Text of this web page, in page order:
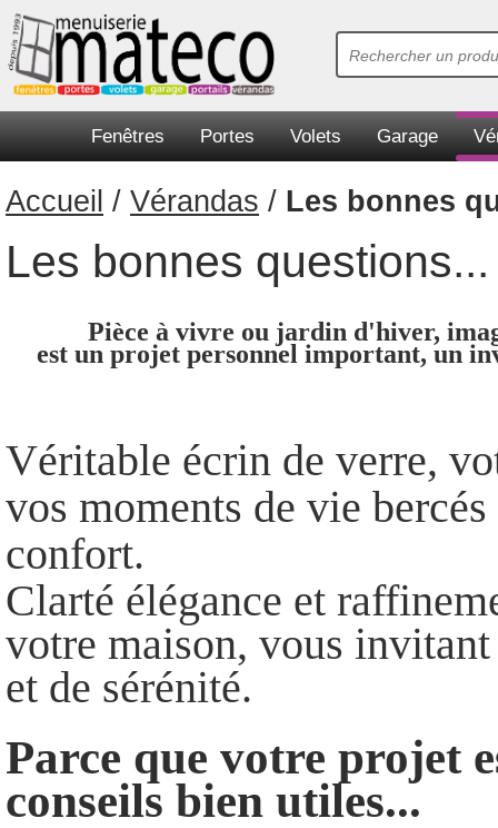
Fenêtres Portes Volets Garage
Accueil / Vérandas / Les bonnes
Les bonnes questions...
Pièce à vivre ou jardin d'hiver,
est un projet personnel important, un
Véritable écrin de verre,
vos moments de vie
confort.
Clarté élégance et
votre maison, vous
et de sérénité.
Parce que votre projet
conseils bien utiles...